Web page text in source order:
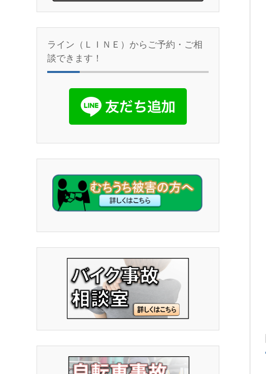
ライン（ＬＩＮＥ）からご予約・ご相
談できます！